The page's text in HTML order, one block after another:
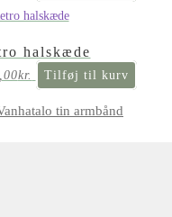
halskæde
kr. Tilføj til kurv
tin armbånd